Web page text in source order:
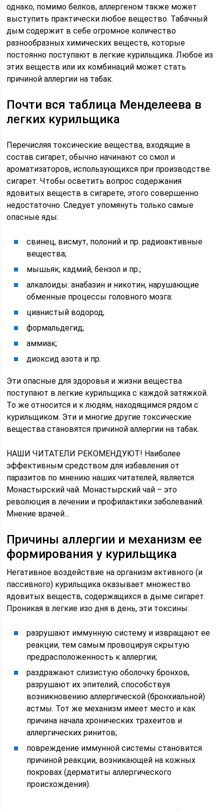
однако, помимо белков, аллергеном также может
выступить практически любое вещество. Табачный
дым содержит в себе огромное количество
разнообразных химических веществ, которые
постоянно поступают в легкие курильщика. Любое из
этих веществ или их комбинаций может стать
причиной аллергии на табак.
Почти вся таблица Менделеева в
легких курильщика
Перечисляя токсические вещества, входящие в
состав сигарет, обычно начинают со смол и
ароматизаторов, использующихся при производстве
сигарет. Чтобы осветить вопрос содержания
ядовитых веществ в сигарете, этого совершенно
недостаточно. Следует упомянуть только самые
опасные яды:
свинец, висмут, полоний и пр. радиоактивные
вещества;
мышьяк, кадмий, бензол и пр.;
алкалоиды: анабазин и никотин, нарушающие
обменные процессы головного мозга:
цианистый водород;
формальдегид;
аммиак;
диоксид азота и пр.
Эти опасные для здоровья и жизни вещества
поступают в легкие курильщика с каждой затяжкой.
То же относится и к людям, находящимся рядом с
курильщиком. Эти и многие другие токсические
вещества становятся причиной аллергии на табак.
НАШИ ЧИТАТЕЛИ РЕКОМЕНДУЮТ! Наиболее
эффективным средством для избавления от
паразитов по мнению наших читателей, является
Монастырский чай. Монастырский чай – это
революция в лечении и профилактики заболеваний.
Мнение врачей…
Причины аллергии и механизм ее
формирования у курильщика
Негативное воздействие на организм активного (и
пассивного) курильщика оказывает множество
ядовитых веществ, содержащихся в дыме сигарет.
Проникая в легкие изо дня в день, эти токсины:
разрушают иммунную систему и извращают ее
реакции, тем самым провоцируя скрытую
предрасположенность к аллергии;
раздражают слизистую оболочку бронхов,
разрушают их эпителий, способствуя
возникновению аллергической (бронхиальной)
астмы. Тот же механизм имеет место и как
причина начала хронических трахеитов и
аллергических ринитов;
повреждение иммунной системы становится
причиной реакции, возникающей на кожных
покровах (дерматиты аллергического
происхождения).